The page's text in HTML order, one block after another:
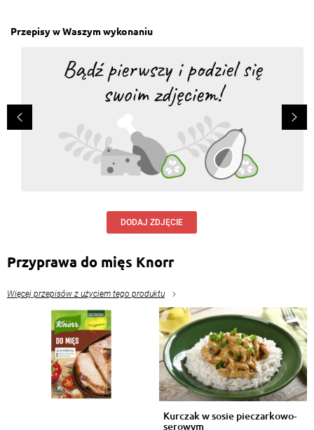
Przepisy w Waszym wykonaniu
DODAJ ZDJĘCIE
Przyprawa do mięs Knorr
Więcej przepisów z użyciem tego produktu
Kurczak w sosie pieczarkowo-
serowym